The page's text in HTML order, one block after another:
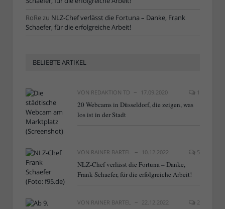
RoRezu NLZ-Chef verlässt die Fortuna – Danke, Frank
Schaefer, für die erfolgreiche Arbeit!
BELIEBTE ARTIKEL
VON REDAKTION TD 17.09.2020 1
20 Webcams in Düsseldorf, die zeigen, was
los ist in der Stadt
VON RAINER BARTEL 10.12.2022 5
NLZ-Chef verlässt die Fortuna – Danke,
Frank Schaefer, für die erfolgreiche Arbeit!
VON RAINER BARTEL 22.12.2022 2